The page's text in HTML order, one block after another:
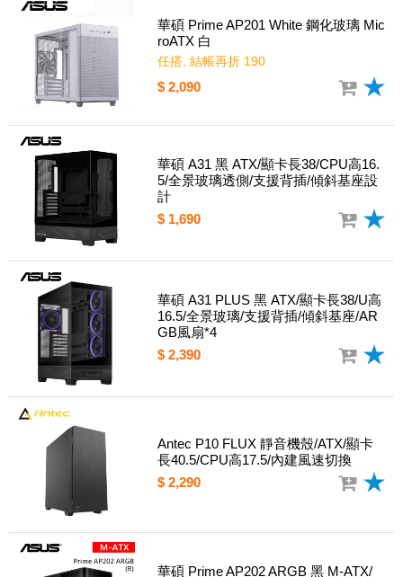
華碩 Prime AP201 White 鋼化玻璃 Mic
roATX 白
任搭, 結帳再折 190
$ 2,090
華碩 A31 黑 ATX/顯卡長38/CPU高16.
5/全景玻璃透側/支援背插/傾斜基座設
計
$ 1,690
華碩 A31 PLUS 黑 ATX/顯卡長38/U高
16.5/全景玻璃/支援背插/傾斜基座/AR
GB風扇*4
$ 2,390
Antec P10 FLUX 靜音機殼/ATX/顯卡
長40.5/CPU高17.5/內建風速切換
$ 2,290
華碩 Prime AP202 ARGB 黑 M-ATX/